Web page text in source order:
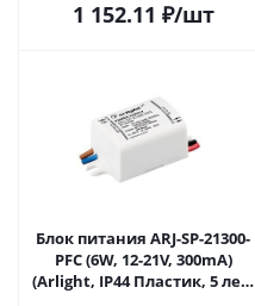
1 152.11 ₽/шт
Блок питания ARJ-SP-21300-
PFC (6W, 12-21V, 300mA)
(Arlight, IP44 Пластик, 5 лет)